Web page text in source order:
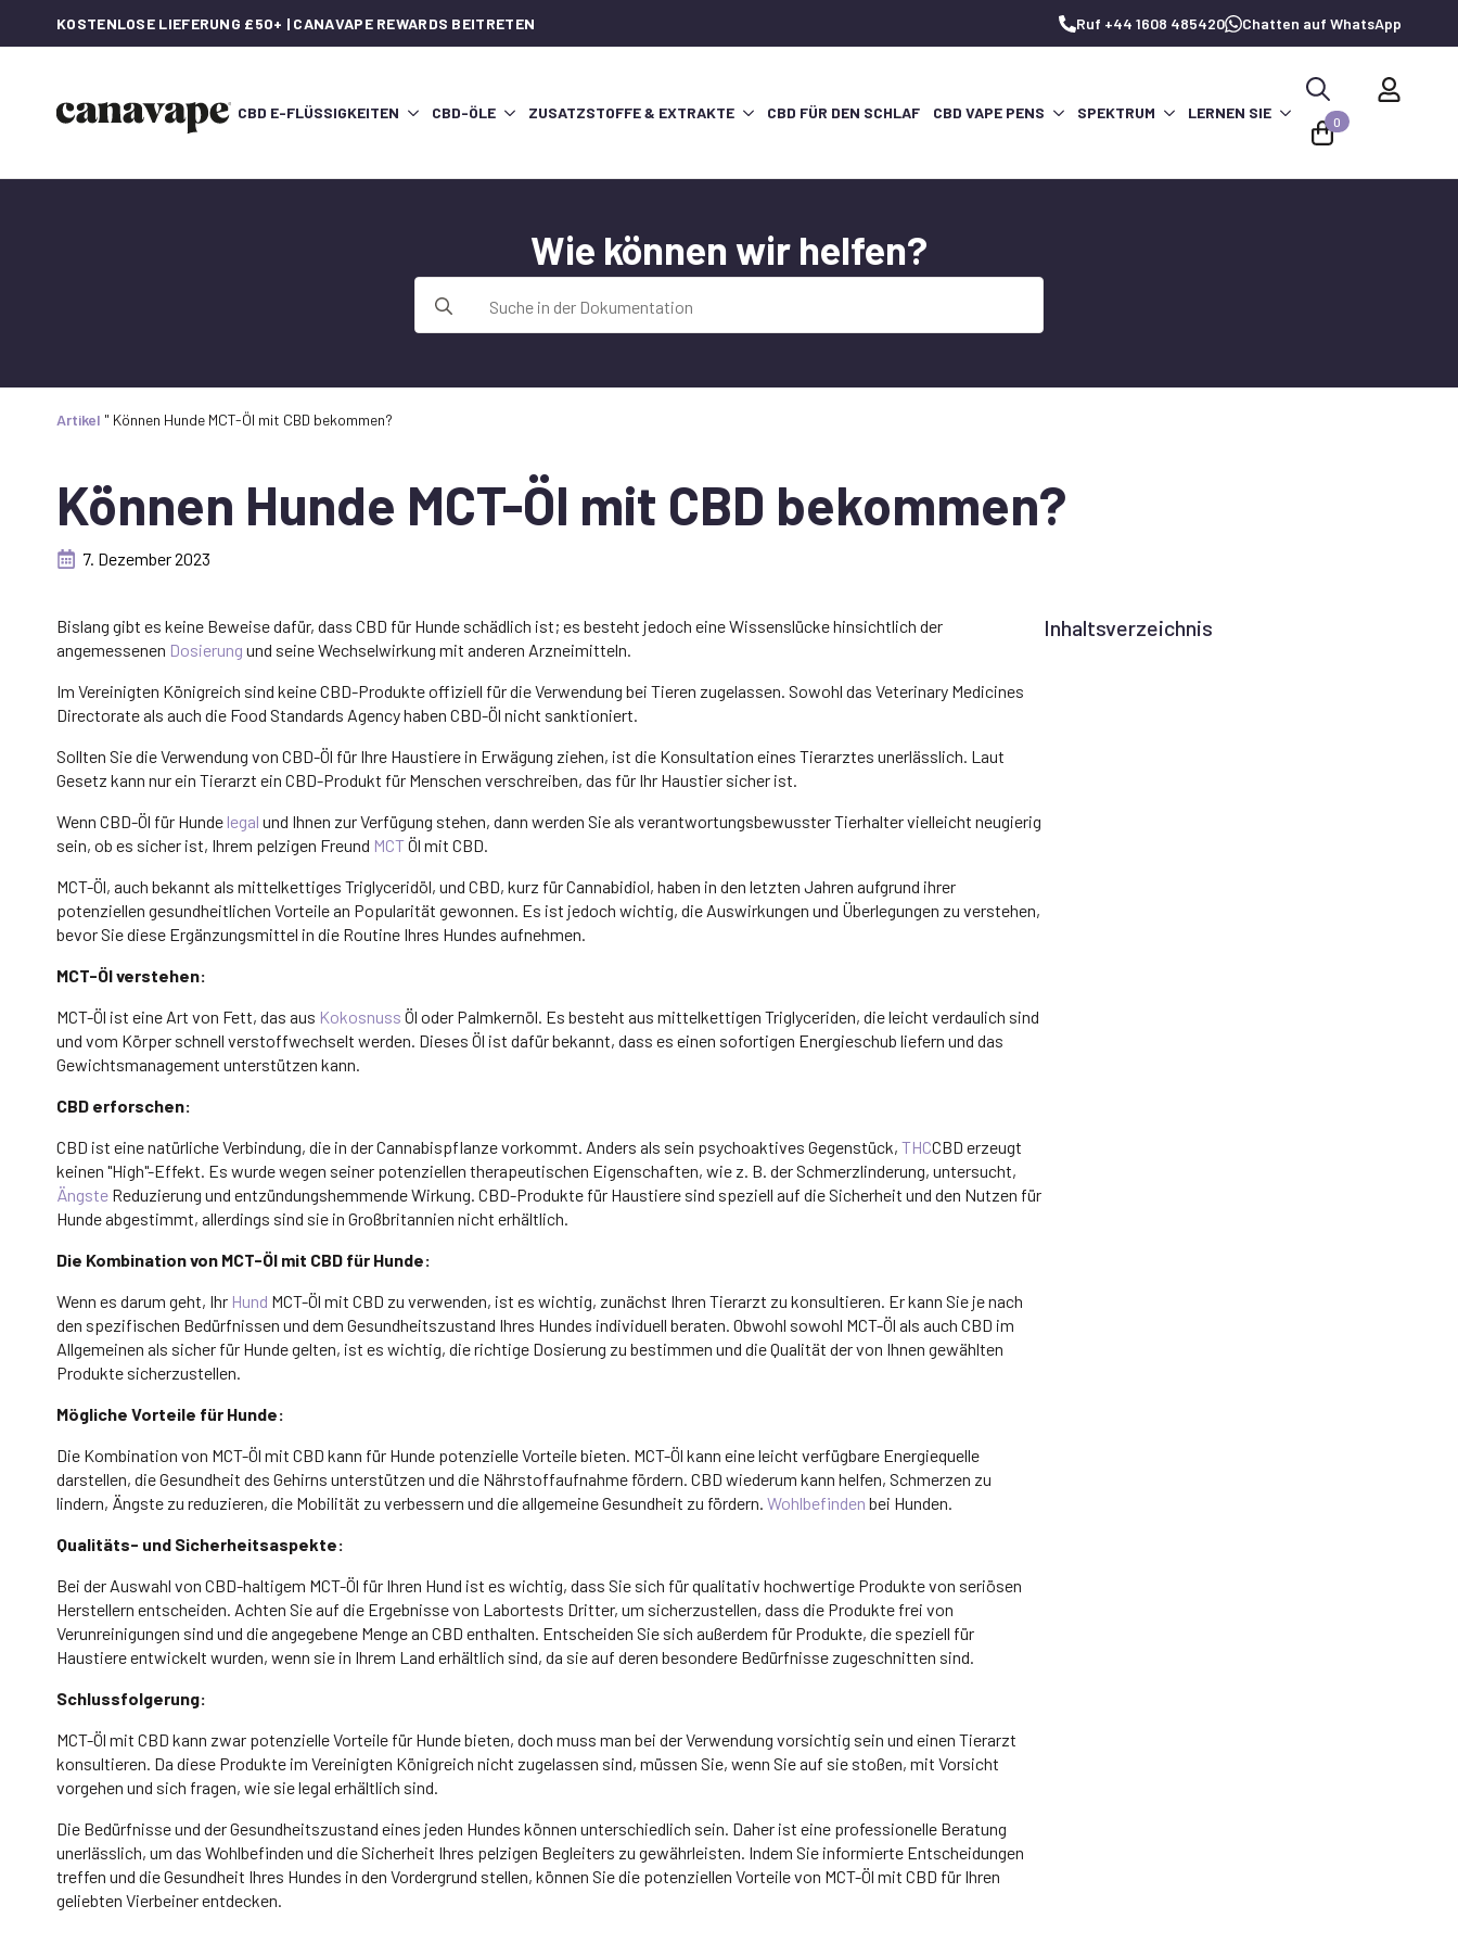
KOSTENLOSE LIEFERUNG £50+ | CANAVAPE REWARDS BEITRETEN Ruf +44 1608 485420 Chatten auf WhatsApp
CBD E-FLÜSSIGKEITEN CBD-ÖLE ZUSATZSTOFFE & EXTRAKTE CBD FÜR DEN SCHLAF CBD VAPE PENS SPEKTRUM LERNEN SIE
Suche
nach:
0
Wie können wir helfen?
nach:
Artikel " Können Hunde MCT-Öl mit CBD bekommen?
Können Hunde MCT-Öl mit CBD bekommen?
7. Dezember 2023
Bislang gibt es keine Beweise dafür, dass CBD für Hunde schädlich ist; es besteht jedoch eine Wissenslücke hinsichtlich der
angemessenen Dosierung und seine Wechselwirkung mit anderen Arzneimitteln.
Im Vereinigten Königreich sind keine CBD-Produkte offiziell für die Verwendung bei Tieren zugelassen. Sowohl das Veterinary Medicines
Directorate als auch die Food Standards Agency haben CBD-Öl nicht sanktioniert.
Sollten Sie die Verwendung von CBD-Öl für Ihre Haustiere in Erwägung ziehen, ist die Konsultation eines Tierarztes unerlässlich. Laut
Gesetz kann nur ein Tierarzt ein CBD-Produkt für Menschen verschreiben, das für Ihr Haustier sicher ist.
Wenn CBD-Öl für Hunde legal und Ihnen zur Verfügung stehen, dann werden Sie als verantwortungsbewusster Tierhalter vielleicht neugierig
sein, ob es sicher ist, Ihrem pelzigen Freund MCTÖl mit CBD.
MCT-Öl, auch bekannt als mittelkettiges Triglyceridöl, und CBD, kurz für Cannabidiol, haben in den letzten Jahren aufgrund ihrer
potenziellen gesundheitlichen Vorteile an Popularität gewonnen. Es ist jedoch wichtig, die Auswirkungen und Überlegungen zu verstehen,
bevor Sie diese Ergänzungsmittel in die Routine Ihres Hundes aufnehmen.
MCT-Öl verstehen:
MCT-Öl ist eine Art von Fett, das aus Kokosnuss Öl oder Palmkernöl. Es besteht aus mittelkettigen Triglyceriden, die leicht verdaulich sind
und vom Körper schnell verstoffwechselt werden. Dieses Öl ist dafür bekannt, dass es einen sofortigen Energieschub liefern und das
Gewichtsmanagement unterstützen kann.
CBD erforschen:
CBD ist eine natürliche Verbindung, die in der Cannabispflanze vorkommt. Anders als sein psychoaktives Gegenstück, THCCBD erzeugt
keinen "High"-Effekt. Es wurde wegen seiner potenziellen therapeutischen Eigenschaften, wie z. B. der Schmerzlinderung, untersucht,
Ängste Reduzierung und entzündungshemmende Wirkung. CBD-Produkte für Haustiere sind speziell auf die Sicherheit und den Nutzen für
Hunde abgestimmt, allerdings sind sie in Großbritannien nicht erhältlich.
Die Kombination von MCT-Öl mit CBD für Hunde:
Wenn es darum geht, Ihr Hund MCT-Öl mit CBD zu verwenden, ist es wichtig, zunächst Ihren Tierarzt zu konsultieren. Er kann Sie je nach
den spezifischen Bedürfnissen und dem Gesundheitszustand Ihres Hundes individuell beraten. Obwohl sowohl MCT-Öl als auch CBD im
Allgemeinen als sicher für Hunde gelten, ist es wichtig, die richtige Dosierung zu bestimmen und die Qualität der von Ihnen gewählten
Produkte sicherzustellen.
Mögliche Vorteile für Hunde:
Die Kombination von MCT-Öl mit CBD kann für Hunde potenzielle Vorteile bieten. MCT-Öl kann eine leicht verfügbare Energiequelle
darstellen, die Gesundheit des Gehirns unterstützen und die Nährstoffaufnahme fördern. CBD wiederum kann helfen, Schmerzen zu
lindern, Ängste zu reduzieren, die Mobilität zu verbessern und die allgemeine Gesundheit zu fördern. Wohlbefinden bei Hunden.
Qualitäts- und Sicherheitsaspekte:
Bei der Auswahl von CBD-haltigem MCT-Öl für Ihren Hund ist es wichtig, dass Sie sich für qualitativ hochwertige Produkte von seriösen
Herstellern entscheiden. Achten Sie auf die Ergebnisse von Labortests Dritter, um sicherzustellen, dass die Produkte frei von
Verunreinigungen sind und die angegebene Menge an CBD enthalten. Entscheiden Sie sich außerdem für Produkte, die speziell für
Haustiere entwickelt wurden, wenn sie in Ihrem Land erhältlich sind, da sie auf deren besondere Bedürfnisse zugeschnitten sind.
Schlussfolgerung:
MCT-Öl mit CBD kann zwar potenzielle Vorteile für Hunde bieten, doch muss man bei der Verwendung vorsichtig sein und einen Tierarzt
konsultieren. Da diese Produkte im Vereinigten Königreich nicht zugelassen sind, müssen Sie, wenn Sie auf sie stoßen, mit Vorsicht
vorgehen und sich fragen, wie sie legal erhältlich sind.
Die Bedürfnisse und der Gesundheitszustand eines jeden Hundes können unterschiedlich sein. Daher ist eine professionelle Beratung
unerlässlich, um das Wohlbefinden und die Sicherheit Ihres pelzigen Begleiters zu gewährleisten. Indem Sie informierte Entscheidungen
treffen und die Gesundheit Ihres Hundes in den Vordergrund stellen, können Sie die potenziellen Vorteile von MCT-Öl mit CBD für Ihren
geliebten Vierbeiner entdecken.
Inhaltsverzeichnis